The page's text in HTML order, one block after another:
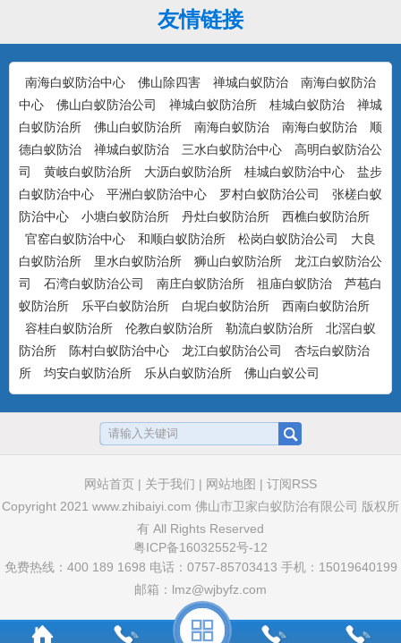
有驱避和触杀作用...
康宇·白浪15%吡虫啉悬浮剂（白蚁
药）
防治对象：装修预防、活蚁杀灭、树木防
治...
美国百户泰2.5%联苯菊酯悬浮剂
产品特点：美国富美实公司出品，无刺激
气味，可杀可防，具有驱避...
美国百户喜10%联苯菊酯乳油
卫豹·卫喜2.5%氟虫腈悬浮剂
非驱避剂型，无刺激气味，可杀可防，具
有胃毒、触杀作用...
卫豹·10%吡虫啉悬浮剂
非驱避性剂型，无刺激气味，可杀可防，
具有胃毒和触杀作用...
友情链接
南海白蚁防治中心 佛山除四害 禅城白蚁防治
南海白蚁防治
中心
佛山白蚁防治公司 禅城白蚁防治所 桂城白蚁防治
禅城
白蚁防治所
佛山白蚁防治所 南海白蚁防治 南海白蚁防治
顺
德白蚁防治
禅城白蚁防治 三水白蚁防治中心
高明白蚁防治公
司
黄岐白蚁防治所 大沥白蚁防治所 桂城白蚁防治中心
盐步
白蚁防治中心
平洲白蚁防治中心 罗村白蚁防治公司
张槎白蚁
防治中心
小塘白蚁防治所 丹灶白蚁防治所
西樵白蚁防治所
官窑白蚁防治中心
和顺白蚁防治所 松岗白蚁防治公司
大良
白蚁防治所
里水白蚁防治所 狮山白蚁防治所
龙江白蚁防治公
司
石湾白蚁防治公司 南庄白蚁防治所 祖庙白蚁防治
芦苞白
蚁防治所
乐平白蚁防治所 白坭白蚁防治所
西南白蚁防治所
容桂白蚁防治所
伦教白蚁防治所 勒流白蚁防治所
北滘白蚁
防治所
陈村白蚁防治中心 龙江白蚁防治公司
杏坛白蚁防治
所
均安白蚁防治所 乐从白蚁防治所 佛山白蚁公司
网站首页 | 关于我们 | 网站地图 | 订阅RSS
Copyright 2021 www.zhibaiyi.com 佛山市卫家白蚁防治有限公司 版权所
有 All Rights Reserved
粤ICP备16032552号-12
免费热线：400 189 1698 电话：0757-85703413 手机：15019640199
邮箱：lmz@wjbyfz.com